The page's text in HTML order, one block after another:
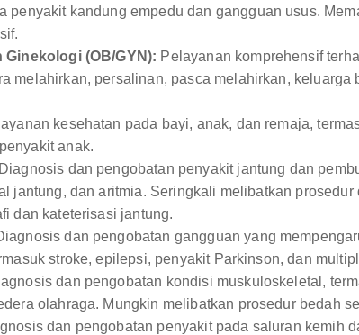
penyakit kandung empedu dan gangguan usus.
Ginekologi (OB/GYN): Pelayanan komprehensif
melahirkan, persalinan, pasca melahirkan,
kesehatan pada bayi, anak, dan remaja,
anak.
Diagnosis dan pengobatan penyakit jantung dan
jantung, dan aritmia. Seringkali melibatkan
dan kateterisasi jantung.
dan pengobatan gangguan yang
stroke, epilepsi, penyakit Parkinson, dan
dan pengobatan kondisi muskuloskeletal,
olahraga. Mungkin melibatkan prosedur bedah
dan pengobatan penyakit pada saluran kemih